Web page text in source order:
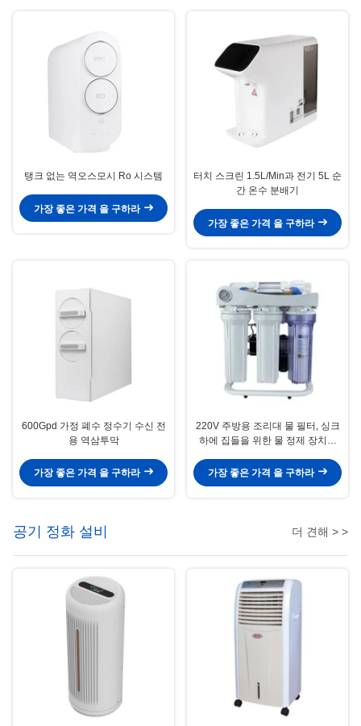
탱크 없는 역오스모시 Ro 시스템
가장 좋은 가격 을 구하라
터치 스크린 1.5L/Min과 전기 5L 순
간 온수 분배기
가장 좋은 가격 을 구하라
600Gpd 가정 폐수 정수기 수신 전
용 역삼투막
가장 좋은 가격 을 구하라
220V 주방용 조리대 물 필터, 싱크
하에 집들을 위한 물 정제 장치를
가장 좋은 가격 을 구하라
공기 정화 설비 더 견해 > >